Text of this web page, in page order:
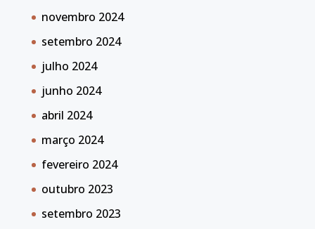
novembro 2024
setembro 2024
julho 2024
junho 2024
abril 2024
março 2024
fevereiro 2024
outubro 2023
setembro 2023